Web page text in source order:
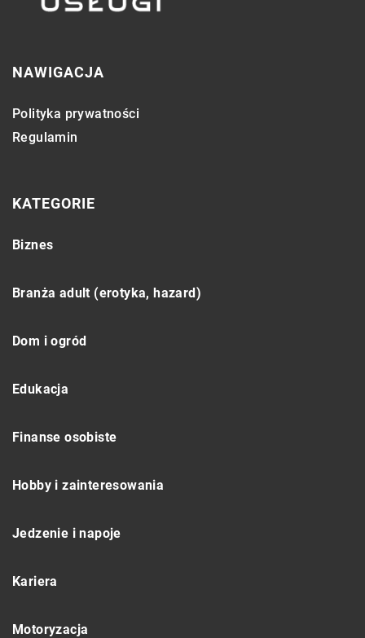
NAWIGACJA
Polityka prywatności
Regulamin
KATEGORIE
Biznes
Branża adult (erotyka, hazard)
Dom i ogród
Edukacja
Finanse osobiste
Hobby i zainteresowania
Jedzenie i napoje
Kariera
Motoryzacja